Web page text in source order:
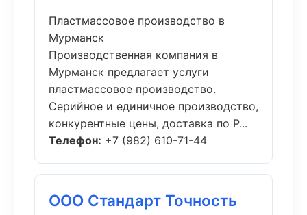
Пластмассовое производство в
Мурманск
Производственная компания в
Мурманск предлагает услуги
пластмассовое производство.
Серийное и единичное производство,
конкурентные цены, доставка по Р...
Телефон: +7 (982) 610-71-44
ООО Стандарт Точность